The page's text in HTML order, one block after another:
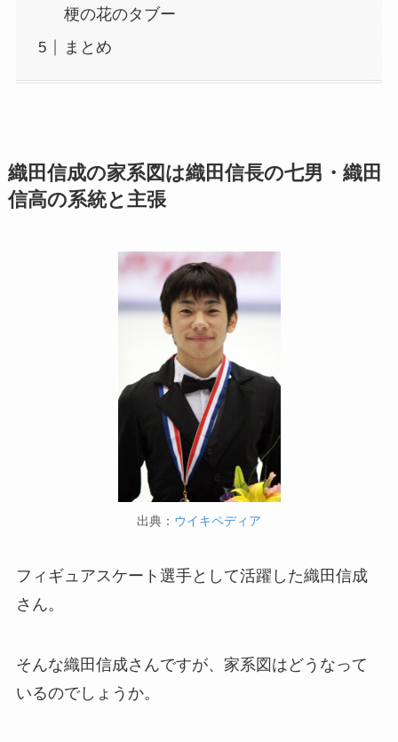
梗の花のタブー
まとめ
織田信成の家系図は織田信長の七男・織田
信高の系統と主張
出典： ウイキペディア
フィギュアスケート選手として活躍した織田信成
さん。
そんな織田信成さんですが、家系図はどうなって
いるのでしょうか。